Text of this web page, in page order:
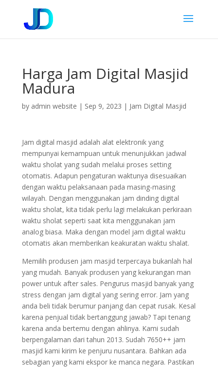
Harga Jam Digital Masjid
Madura
by admin website | Sep 9, 2023 | Jam Digital Masjid
Jam digital masjid adalah alat elektronik yang
mempunyai kemampuan untuk menunjukkan jadwal
waktu sholat yang sudah melalui proses setting
otomatis. Adapun pengaturan waktunya disesuaikan
dengan waktu pelaksanaan pada masing-masing
wilayah. Dengan menggunakan jam dinding digital
waktu sholat, kita tidak perlu lagi melakukan perkiraan
waktu sholat seperti saat kita menggunakan jam
analog biasa. Maka dengan model jam digital waktu
otomatis akan memberikan keakuratan waktu shalat.
Memilih produsen jam masjid terpercaya bukanlah hal
yang mudah. Banyak produsen yang kekurangan man
power untuk after sales. Pengurus masjid banyak yang
stress dengan jam digital yang sering error. Jam yang
anda beli tidak berumur panjang dan cepat rusak. Kesal
karena penjual tidak bertanggung jawab? Tapi tenang
karena anda bertemu dengan ahlinya. Kami sudah
berpengalaman dari tahun 2013. Sudah 7650++ jam
masjid kami kirim ke penjuru nusantara. Bahkan ada
sebagian yang kami ekspor ke manca negara. Pastikan